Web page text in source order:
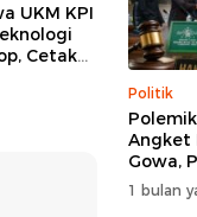
UKM KPI
Cetak
Perkuat
di Bone
Politik
Angket
Gowa,
DPRD
1 bulan